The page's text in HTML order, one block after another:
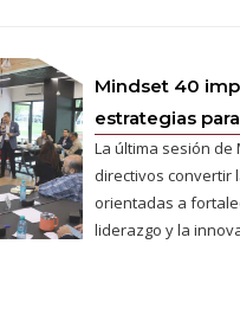
Mindset 40
estrategias
La última sesión de
directivos convertir
orientadas a
liderazgo y la